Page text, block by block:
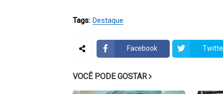
Tags: Destaque
Facebook
VOCÊ PODE GOSTAR